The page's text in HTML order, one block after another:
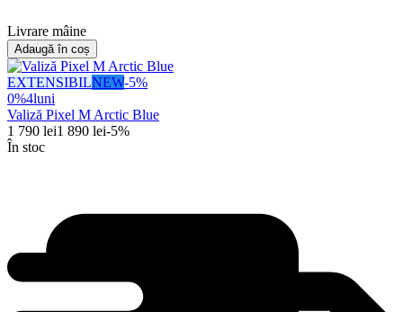
Livrare mâine
Adaugă în coș
EXTENSIBILNEW-5%
0%4luni
Valiză Pixel M Arctic Blue
1 790 lei1 890 lei-5%
În stoc